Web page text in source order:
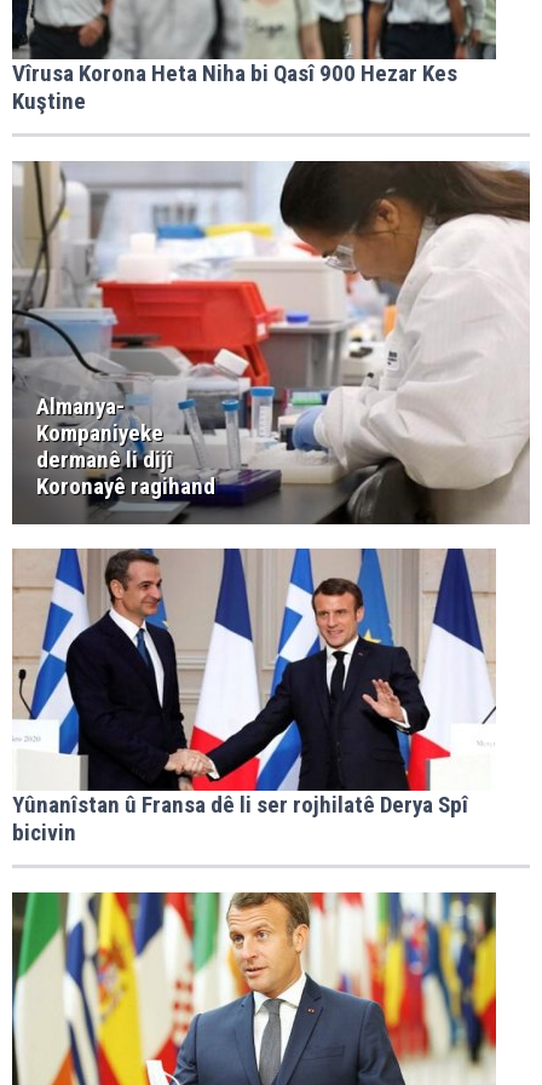
Vîrusa Korona Heta Niha bi Qasî 900 Hezar Kes
Kuştine
Almanya-
Kompaniyeke
dermanê li dijî
Koronayê ragihand
Yûnanîstan û Fransa dê li ser rojhilatê Derya Spî
bicivin